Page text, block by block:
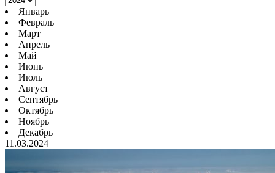
Январь
Февраль
Март
Апрель
Май
Июнь
Июль
Август
Сентябрь
Октябрь
Ноябрь
Декабрь
11.03.2024